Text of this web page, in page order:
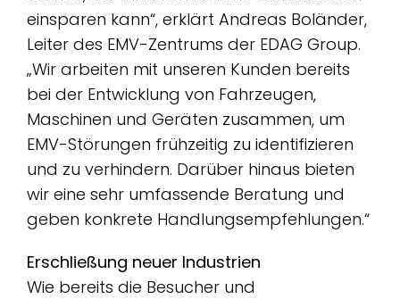
einsparen kann“, erklärt Andreas Boländer,
Leiter des EMV-Zentrums der EDAG Group.
„Wir arbeiten mit unseren Kunden bereits
bei der Entwicklung von Fahrzeugen,
Maschinen und Geräten zusammen, um
EMV-Störungen frühzeitig zu identifizieren
und zu verhindern. Darüber hinaus bieten
wir eine sehr umfassende Beratung und
geben konkrete Handlungsempfehlungen.“
Erschließung neuer Industrien
Wie bereits die Besucher und